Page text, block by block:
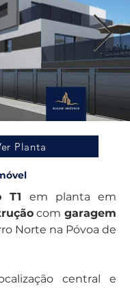
Planta
T1
com garagem
Norte na Póvoa de
central e